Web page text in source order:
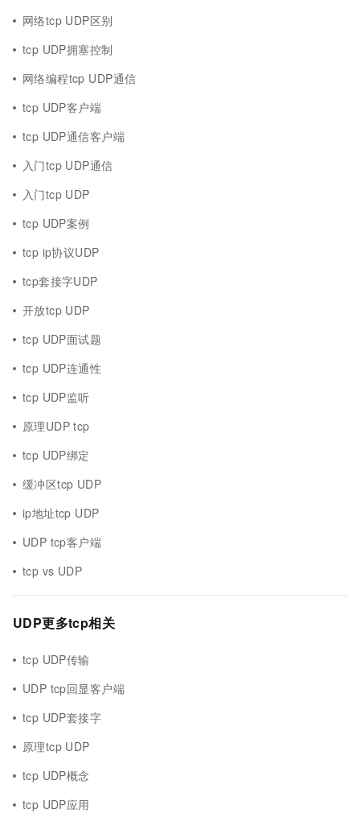
网络tcp UDP区别
tcp UDP拥塞控制
网络编程tcp UDP通信
tcp UDP客户端
tcp UDP通信客户端
入门tcp UDP通信
入门tcp UDP
tcp UDP案例
tcp ip协议UDP
tcp套接字UDP
开放tcp UDP
tcp UDP面试题
tcp UDP连通性
tcp UDP监听
原理UDP tcp
tcp UDP绑定
缓冲区tcp UDP
ip地址tcp UDP
UDP tcp客户端
tcp vs UDP
UDP更多tcp相关
tcp UDP传输
UDP tcp回显客户端
tcp UDP套接字
原理tcp UDP
tcp UDP概念
tcp UDP应用